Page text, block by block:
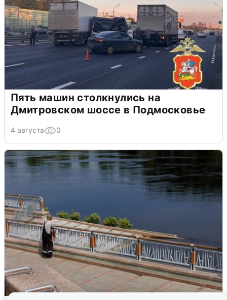
Пять машин столкнулись на
Дмитровском шоссе в Подмосковье
4 августа 0